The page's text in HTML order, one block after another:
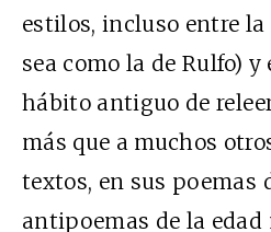
estilos, incluso entre la
sea como la de Rulfo) y
hábito antiguo de
más que a muchos
textos, en sus poemas
antipoemas de la edad